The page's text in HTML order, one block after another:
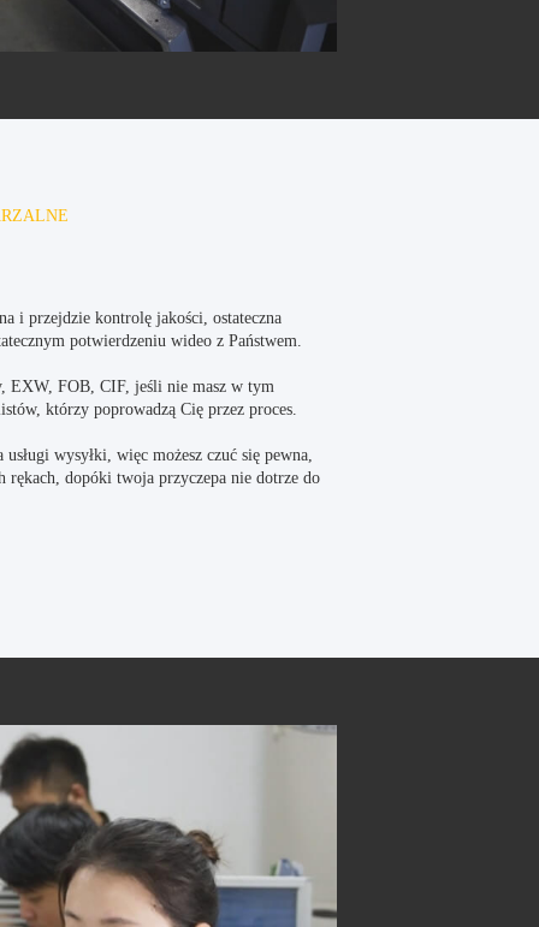
i przejdzie kontrolę jakości, ostateczna
potwierdzeniu wideo z Państwem.
EXW, FOB, CIF, jeśli nie masz w tym
którzy poprowadzą Cię przez proces.
wysyłki, więc możesz czuć się pewna,
rękach, dopóki twoja przyczepa nie dotrze do